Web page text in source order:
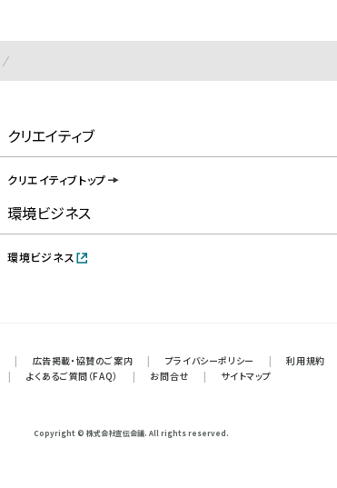
クリエイティブ
クリエイティブトップ
環境ビジネス
環境ビジネス
| 広告掲載・協賛のご案内 | プライバシーポリシー | 利用規約
| よくあるご質問（FAQ） | お問合せ | サイトマップ
Copyright © 株式会社宣伝会議. All rights reserved.